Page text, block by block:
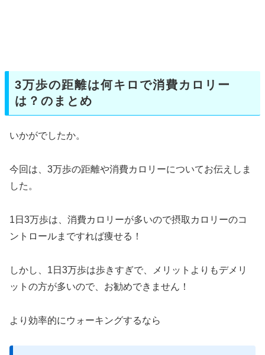
3万歩の距離は何キロで消費カロリー
は？のまとめ
いかがでしたか。
今回は、3万歩の距離や消費カロリーについてお伝えしま
した。
1日3万歩は、消費カロリーが多いので摂取カロリーのコ
ントロールまですれば痩せる！
しかし、1日3万歩は歩きすぎで、メリットよりもデメリ
ットの方が多いので、お勧めできません！
より効率的にウォーキングするなら